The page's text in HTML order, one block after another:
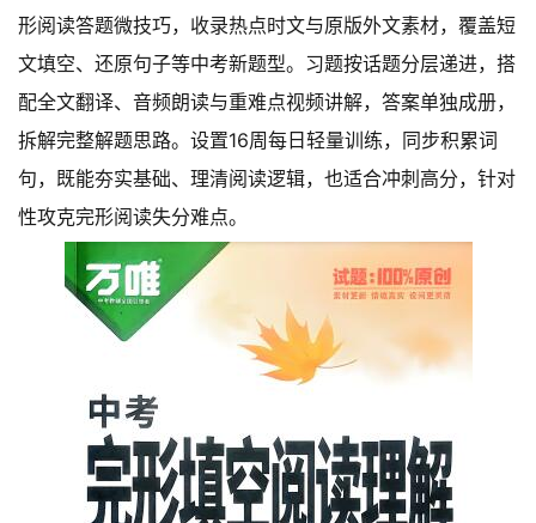
形阅读答题微技巧，收录热点时文与原版外文素材，覆盖短
文填空、还原句子等中考新题型。习题按话题分层递进，搭
配全文翻译、音频朗读与重难点视频讲解，答案单独成册，
拆解完整解题思路。设置16周每日轻量训练，同步积累词
句，既能夯实基础、理清阅读逻辑，也适合冲刺高分，针对
性攻克完形阅读失分难点。